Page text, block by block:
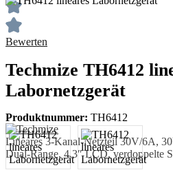
Bewerten
Techmize TH6412
Labornetzgerät
Produktnummer: TH6412
Lineares 3-Kanal-Netzteil 30V/6A,
Dual-Range, 4,3″ LCD, verdoppelte